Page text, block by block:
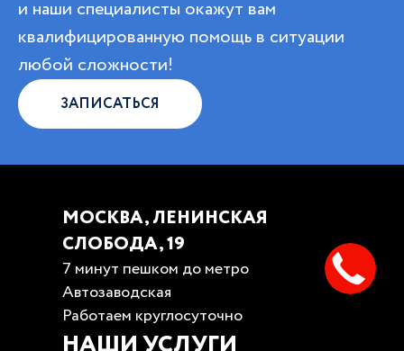
и наши специалисты окажут вам
квалифицированную помощь в ситуации
любой сложности!
ЗАПИСАТЬСЯ
МОСКВА, ЛЕНИНСКАЯ
СЛОБОДА, 19
7 минут пешком до метро
Автозаводская
Работаем круглосуточно